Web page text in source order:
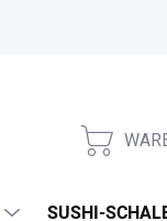
Allgemeine
SUSHI-